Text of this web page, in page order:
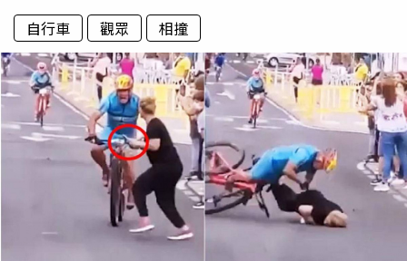
自行車 觀眾 相撞